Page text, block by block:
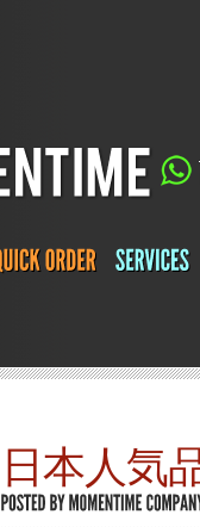
日本人気